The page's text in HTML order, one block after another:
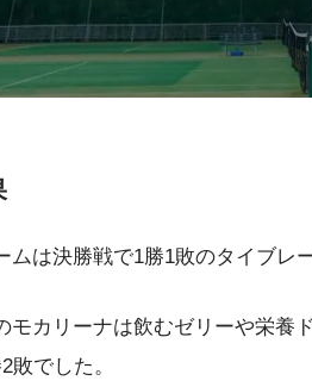
ムは決勝戦で1勝1敗のタイブレ
モカリーナは飲むゼリーや栄養
敗でした。